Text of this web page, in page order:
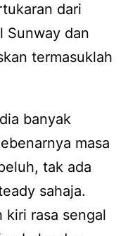
dari
Sunway dan
termasuklah
banyak
masa
tak ada
sahaja.
kiri rasa sengal